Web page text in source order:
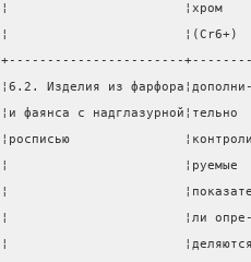
¦                       ¦хром
¦
+-----------------------
¦6.2. Изделия из
¦и фаянса с
¦росписью
¦
¦
¦                       ¦ли
¦